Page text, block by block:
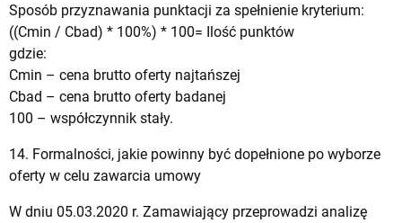
Sposób przyznawania punktacji za spełnienie kryterium:
((Cmin / Cbad) * 100%) * 100= Ilość punktów
gdzie:
Cmin – cena brutto oferty najtańszej
Cbad – cena brutto oferty badanej
100 – współczynnik stały.
14. Formalności, jakie powinny być dopełnione po wyborze
oferty w celu zawarcia umowy
W dniu 05.03.2020 r. Zamawiający przeprowadzi analizę